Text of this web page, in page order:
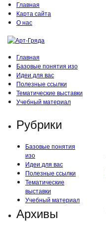
Главная
Карта сайта
О нас
Главная
Базовые понятия изо
Идеи для вас
Полезные ссылки
Тематические выставки
Учебный материал
Рубрики
Базовые понятия
изо
Идеи для вас
Полезные ссылки
Тематические
выставки
Учебный материал
Архивы